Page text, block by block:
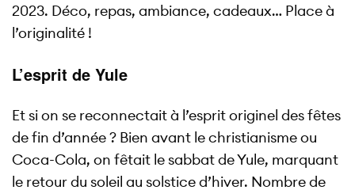
2023. Déco, repas, ambiance, cadeaux… Place à
l’originalité !
L’esprit de Yule
Et si on se reconnectait à l’esprit originel des fêtes
de fin d’année ? Bien avant le christianisme ou
Coca-Cola, on fêtait le sabbat de Yule, marquant
le retour du soleil au solstice d’hiver. Nombre de